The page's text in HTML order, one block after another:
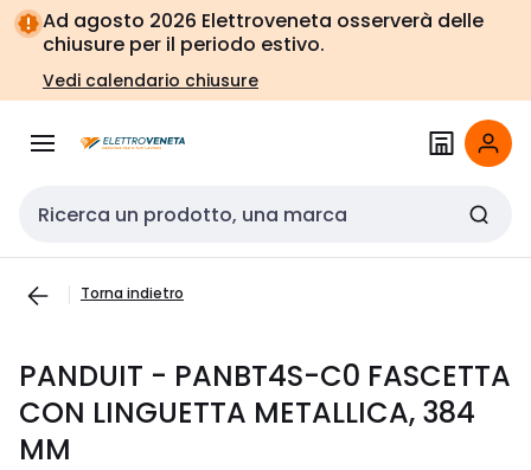
Vai alla
navigazione
Vai
alla
pagina
Ad agosto 2026 Elettroveneta osserverà delle
chiusure per il periodo estivo.
Vedi calendario chiusure
Cerca input
Torna indietro
PANDUIT - PANBT4S-C0 FASCETTA
CON LINGUETTA METALLICA, 384
MM